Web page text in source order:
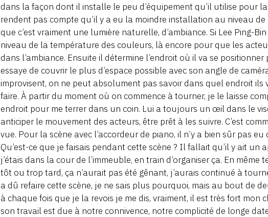
dans la façon dont il installe le peu d’équipement qu’il utilise pour
rendent pas compte qu’il y a eu la moindre installation au niveau de
que c’est vraiment une lumière naturelle, d’ambiance. Si Lee Ping-
niveau de la température des couleurs, là encore pour que les
dans l’ambiance. Ensuite il détermine l’endroit où il va se
essaye de couvrir le plus d’espace possible avec son angle de
improvisent, on ne peut absolument pas savoir dans quel endroit ils
faire. À partir du moment où on commence à tourner, je le laisse
endroit pour me terrer dans un coin. Lui a toujours un œil dans le
anticiper le mouvement des acteurs, être prêt à les suivre. C’est
vue. Pour la scène avec l’accordeur de piano, il n’y a bien sûr pas
Qu’est-ce que je faisais pendant cette scène ? Il fallait qu’il y ait un
j’étais dans la cour de l’immeuble, en train d’organiser ça. En même
tôt ou trop tard, ça n’aurait pas été gênant, j’aurais continué à
a dû refaire cette scène, je ne sais plus pourquoi, mais au bout de
à chaque fois que je la revois je me dis, vraiment, il est très fort mon
son travail est due à notre connivence, notre complicité de longe